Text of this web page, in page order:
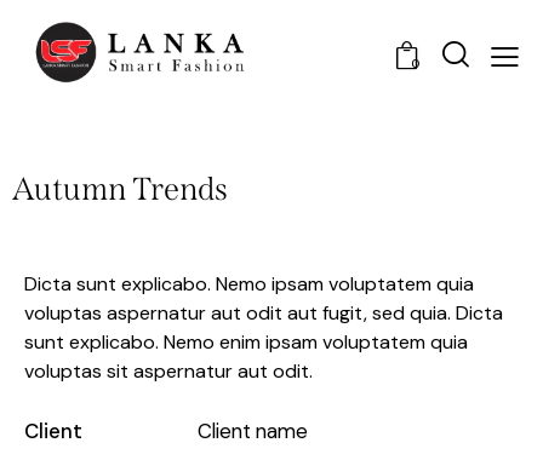
0
Autumn Trends
Dicta sunt explicabo. Nemo ipsam voluptatem quia
voluptas aspernatur aut odit aut fugit, sed quia. Dicta
sunt explicabo. Nemo enim ipsam voluptatem quia
voluptas sit aspernatur aut odit.
Client
Client name